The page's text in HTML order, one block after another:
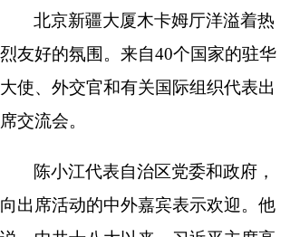
北京新疆大厦木卡姆厅洋溢着热
烈友好的氛围。来自40个国家的驻华
大使、外交官和有关国际组织代表出
席交流会。
陈小江代表自治区党委和政府，
向出席活动的中外嘉宾表示欢迎。他